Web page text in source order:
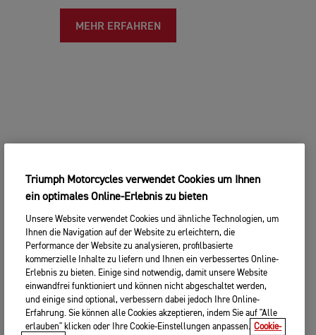
MEHR ERFAHREN
Triumph Motorcycles verwendet Cookies um Ihnen
ein optimales Online-Erlebnis zu bieten
Unsere Website verwendet Cookies und ähnliche Technologien, um
Ihnen die Navigation auf der Website zu erleichtern, die
Performance der Website zu analysieren, profilbasierte
kommerzielle Inhalte zu liefern und Ihnen ein verbessertes Online-
Erlebnis zu bieten. Einige sind notwendig, damit unsere Website
einwandfrei funktioniert und können nicht abgeschaltet werden,
und einige sind optional, verbessern dabei jedoch Ihre Online-
Erfahrung. Sie können alle Cookies akzeptieren, indem Sie auf "Alle
erlauben" klicken oder Ihre Cookie-Einstellungen anpassen. Cookie-